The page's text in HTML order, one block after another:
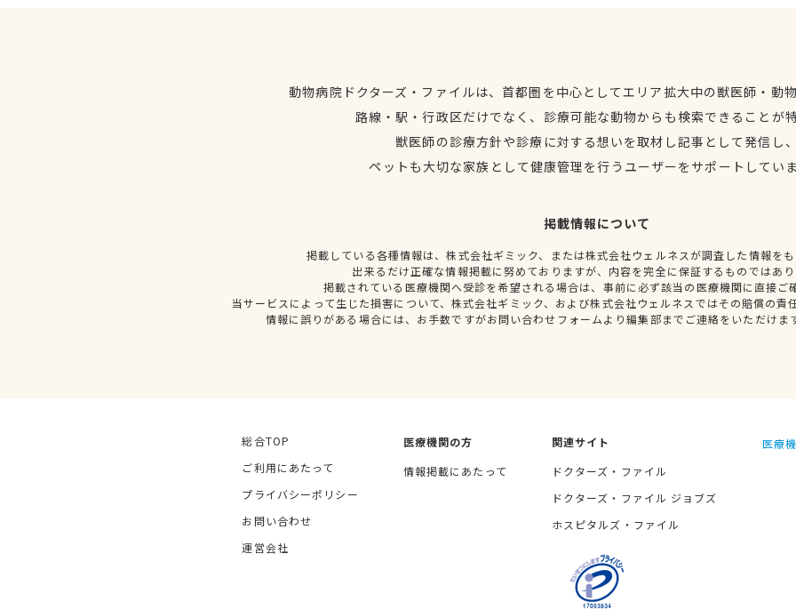
動物病院ドクターズ・ファイルは、首都圏を中心としてエリア拡大中の獣医師・動
路線・駅・行政区だけでなく、診療可能な動物からも検索できることが
獣医師の診療方針や診療に対する想いを取材し記事として発信し
ペットも大切な家族として健康管理を行うユーザーをサポートしてい
掲載情報について
掲載している各種情報は、株式会社ギミック、または株式会社ウェルネスが調査した情報を
出来るだけ正確な情報掲載に努めておりますが、内容を完全に保証するものではあ
掲載されている医療機関へ受診を希望される場合は、事前に必ず該当の医療機関に直接ご
当サービスによって生じた損害について、株式会社ギミック、および株式会社ウェルネスではその賠償の責
情報に誤りがある場合には、お手数ですがお問い合わせフォームより編集部までご連絡をいただけま
総合TOP
ご利用にあたって
プライバシーポリシー
お問い合わせ
運営会社
医療機関の方
情報掲載にあたって
関連サイト
ドクターズ・ファイル
ドクターズ・ファイル ジョブズ
ホスピタルズ・ファイル
医療